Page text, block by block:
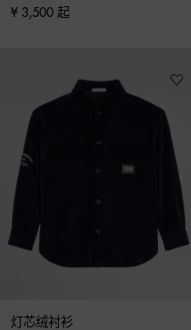
¥ 3,500 起
灯芯绒衬衫